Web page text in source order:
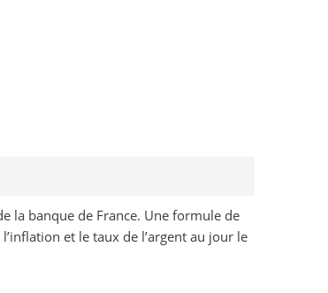
la banque de France. Une formule de
et le taux de l’argent au jour le